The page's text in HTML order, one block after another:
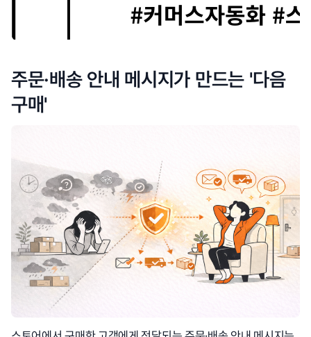
주문·배송 안내 메시지가 만드는 '다음
구매'